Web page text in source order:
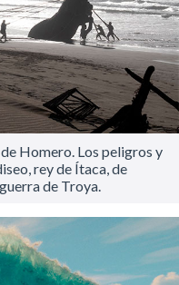
Homero. Los peligros y
rey de Ítaca, de
de Troya.